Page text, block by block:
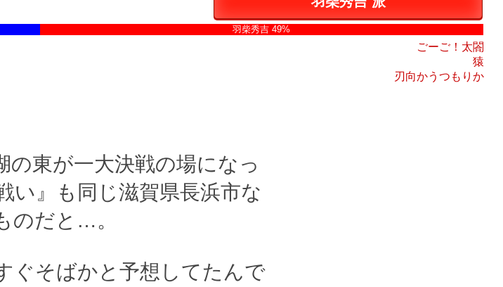
羽柴秀吉 49%
ごーご！太閤
猿
刃向かうつもりか
東が一大決戦の場になっ
い』も同じ滋賀県長浜市な
のだと…。
ぐそばかと予想してたんで